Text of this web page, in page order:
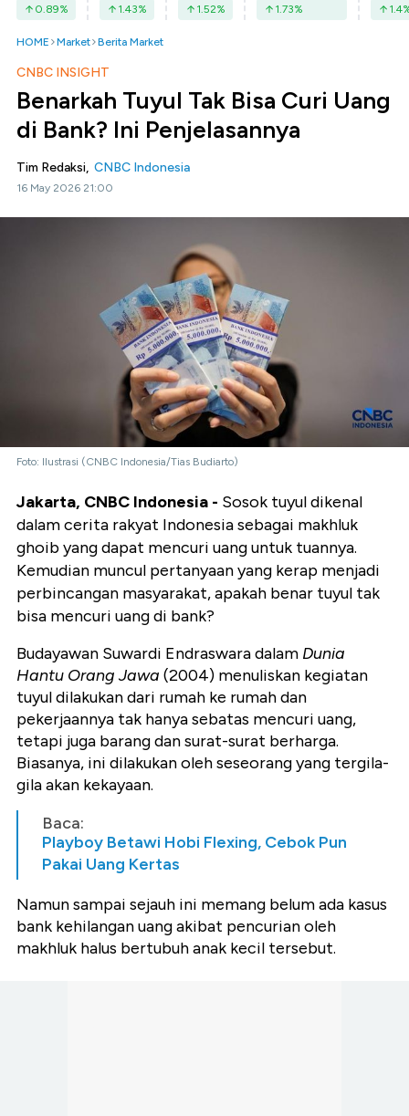
0.89% 1.43% 1.52% 1.73% 1.4
HOME Market Berita Market
CNBC INSIGHT
Benarkah Tuyul Tak Bisa Curi Uang
di Bank? Ini Penjelasannya
Tim Redaksi, CNBC Indonesia
16 May 2026 21:00
Foto: Ilustrasi (CNBC Indonesia/Tias Budiarto)
Jakarta, CNBC Indonesia - Sosok tuyul dikenal
dalam cerita rakyat Indonesia sebagai makhluk
ghoib yang dapat mencuri uang untuk tuannya.
Kemudian muncul pertanyaan yang kerap menjadi
perbincangan masyarakat, apakah benar tuyul tak
bisa mencuri uang di bank?
Budayawan Suwardi Endraswara dalam Dunia
Hantu Orang Jawa (2004) menuliskan kegiatan
tuyul dilakukan dari rumah ke rumah dan
pekerjaannya tak hanya sebatas mencuri uang,
tetapi juga barang dan surat-surat berharga.
Biasanya, ini dilakukan oleh seseorang yang tergila-
gila akan kekayaan.
Baca:
Playboy Betawi Hobi Flexing, Cebok Pun
Pakai Uang Kertas
Namun sampai sejauh ini memang belum ada kasus
bank kehilangan uang akibat pencurian oleh
makhluk halus bertubuh anak kecil tersebut.